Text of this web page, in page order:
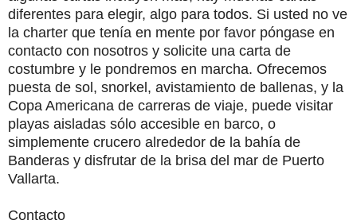
diferentes para elegir, algo para todos. Si usted no ve
la charter que tenía en mente por favor póngase en
contacto con nosotros y solicite una carta de
costumbre y le pondremos en marcha. Ofrecemos
puesta de sol, snorkel, avistamiento de ballenas, y la
Copa Americana de carreras de viaje, puede visitar
playas aisladas sólo accesible en barco, o
simplemente crucero alrededor de la bahía de
Banderas y disfrutar de la brisa del mar de Puerto
Vallarta.
Contacto